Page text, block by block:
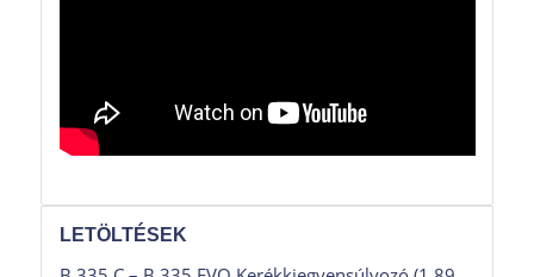
LETÖLTÉSEK